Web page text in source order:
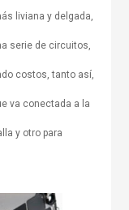
liviana y delgada,
serie de circuitos,
costos, tanto así,
va conectada a la
y otro para